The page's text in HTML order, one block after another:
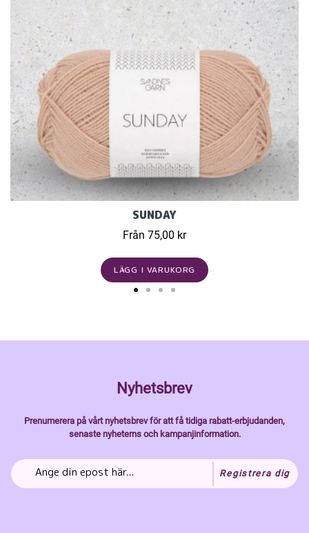
SUNDAY
Från 75,00 kr
LÄGG I VARUKORG
Nyhetsbrev
Prenumerera på vårt nyhetsbrev för att få tidiga rabatt-erbjudanden,
senaste nyheterns och kampanjinformation.
Registrera dig